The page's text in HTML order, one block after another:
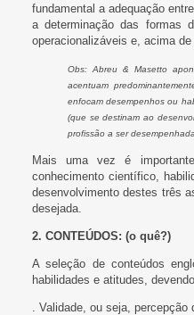
fundamental a adequação
a determinação das formas
operacionalizáveis e, acima
Obs: Abreu & Masetto
acentuam
enfocam desempenhos ou
(que se destinam ao
profissão a ser
Mais uma vez é
conhecimento científico,
desenvolvimento destes três
desejada.
2. CONTEÚDOS: (o quê?)
A seleção de conteúdos
habilidades e atitudes,
. Validade, ou seja,